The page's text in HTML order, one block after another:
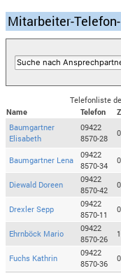
Mitarbeiter-
Telefonliste
Name
Telefon
Baumgartner
Elisabeth
09422
8570-28
Baumgartner Lena
09422
8570-34
Diewald Doreen
09422
8570-42
Drexler Sepp
09422
8570-11
Ehrnböck Mario
09422
8570-26
Fuchs Kathrin
09422
8570-36